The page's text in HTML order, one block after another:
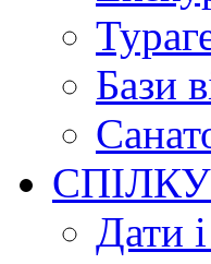
Бази
Дати